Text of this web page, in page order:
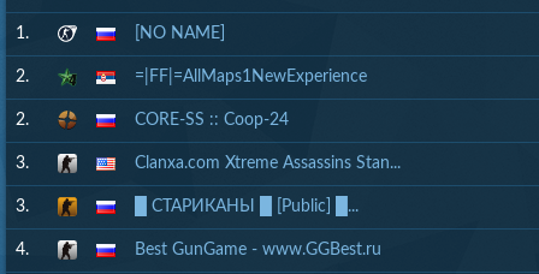
1. [NO NAME]
2. =|FF|=AllMaps1NewExperience
2. CORE-SS :: Coop-24
3. Clanxa.com Xtreme Assassins Stan...
3. █ СТАРИКАНЫ █ [Public] █...
4. Best GunGame - www.GGBest.ru